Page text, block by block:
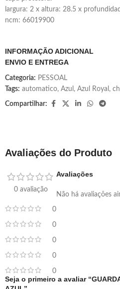
largura: 2 x altura: 28.5 x
ncm: 66019900
INFORMAÇÃO ADICIONAL
ENVIO E ENTREGA
Categoria: PESSOAL
Tags: automatico, Azul , Azul Royal ,
Compartilhar:
Avaliações do Produto
0 avaliação
0
0
0
0
0
Avaliações
Não há avaliações
Seja o primeiro a avaliar